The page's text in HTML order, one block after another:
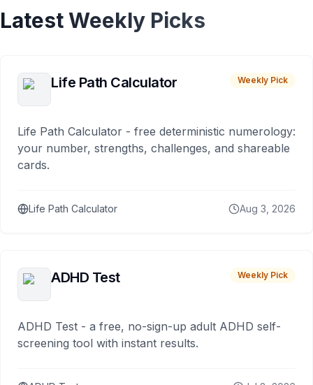
Latest Weekly Picks
Life Path Calculator Weekly Pick
Life Path Calculator - free deterministic numerology:
your number, strengths, challenges, and shareable
cards.
Life Path Calculator Aug 3, 2026
ADHD Test Weekly Pick
ADHD Test - a free, no-sign-up adult ADHD self-
screening tool with instant results.